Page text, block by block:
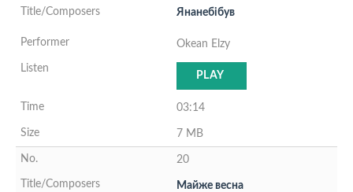
Янанебiбув
Okean Elzy
PLAY
03:14
7 MB
20
Майже весна